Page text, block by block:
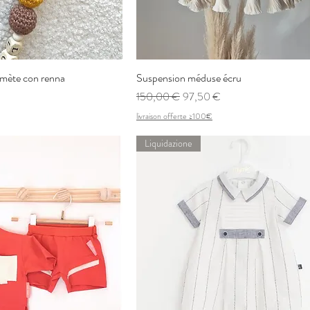
rapida
con renna
Vista rapida
Suspension méduse écru
Prezzo regolare
150,00 €Prezzo scontato
97,50 €
livraison offerte ≥100€
Liquidazione